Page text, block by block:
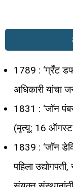
1789 : ‘ग्रँट
अधिकारी यांचा
1831 : ‘जॉन
(मृत्यू: 16
1839 : ‘जॉन
पहिला